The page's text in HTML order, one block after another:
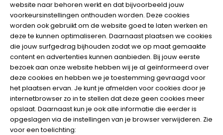
website naar behoren werkt en dat bijvoorbeeld jouw
voorkeursinstellingen onthouden worden. Deze cookies
worden ook gebruikt om de website goed te laten werken en
deze te kunnen optimaliseren. Daarnaast plaatsen we cookies
die jouw surfgedrag bijhouden zodat we op maat gemaakte
content en advertenties kunnen aanbieden. Bij jouw eerste
bezoek aan onze website hebben wij je al geïnformeerd over
deze cookies en hebben we je toestemming gevraagd voor
het plaatsen ervan. Je kunt je afmelden voor cookies door je
internetbrowser zo in te stellen dat deze geen cookies meer
opslaat. Daarnaast kun je ook alle informatie die eerder is
opgeslagen via de instellingen van je browser verwijderen. Zie
voor een toelichting: